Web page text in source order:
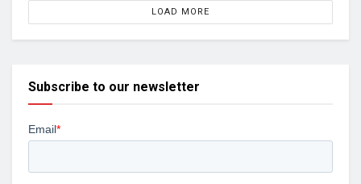
LOAD MORE
Subscribe to our newsletter